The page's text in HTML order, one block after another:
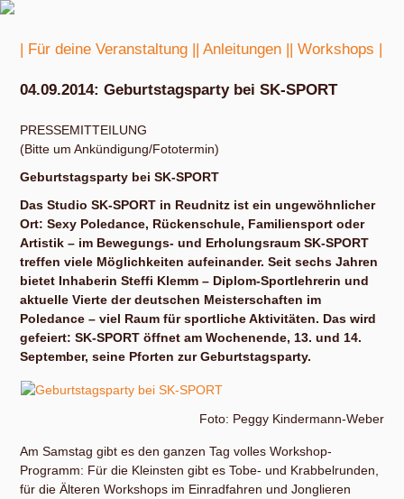
| Für deine Veranstaltung || Anleitungen || Workshops |
04.09.2014: Geburtstagsparty bei SK-SPORT
PRESSEMITTEILUNG
(Bitte um Ankündigung/Fototermin)
Geburtstagsparty bei SK-SPORT
Das Studio SK-SPORT in Reudnitz ist ein ungewöhnlicher
Ort: Sexy Poledance, Rückenschule, Familiensport oder
Artistik – im Bewegungs- und Erholungsraum SK-SPORT
treffen viele Möglichkeiten aufeinander. Seit sechs Jahren
bietet Inhaberin Steffi Klemm – Diplom-Sportlehrerin und
aktuelle Vierte der deutschen Meisterschaften im
Poledance – viel Raum für sportliche Aktivitäten. Das wird
gefeiert: SK-SPORT öffnet am Wochenende, 13. und 14.
September, seine Pforten zur Geburtstagsparty.
Foto: Peggy Kindermann-Weber
Am Samstag gibt es den ganzen Tag volles Workshop-
Programm: Für die Kleinsten gibt es Tobe- und Krabbelrunden,
für die Älteren Workshops im Einradfahren und Jonglieren